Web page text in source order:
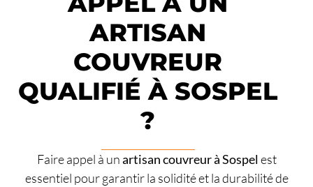
ARTISAN
COUVREUR
QUALIFIÉ À SOSPEL
?
Faire appel à unartisan couvreur à Sospelest
essentiel pour garantir la solidité et la durabilité de